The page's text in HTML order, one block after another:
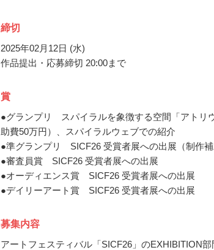
締切
2025年02月12日 (水)
作品提出・応募締切 20:00まで
賞
●グランプリ スパイラルを象徴する空間「アトリ
助費50万円）、スパイラルウェブでの紹介
●準グランプリ SICF26 受賞者展への出展（制作補
●審査員賞 SICF26 受賞者展への出展
●オーディエンス賞 SICF26 受賞者展への出展
●デイリーアート賞 SICF26 受賞者展への出展
募集内容
アートフェスティバル「SICF26」のEXHIBITION